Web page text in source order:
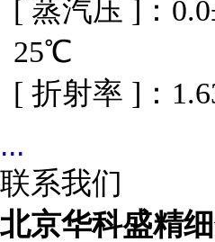
[ 蒸汽压 ]：
25℃
[ 折射率 ]：
...
联系我们
北京华科盛精